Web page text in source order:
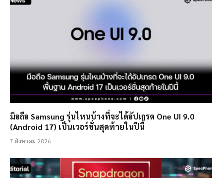
มือถือ Samsung รุ่นไหนบ้างที่จะได้อัปเกรด One UI 9.0
(Android 17) เป็นเวอร์ชั่นสุดท้ายในปีนี้
7 สิงหาคม 2026